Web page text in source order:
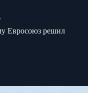
Евросоюз решил